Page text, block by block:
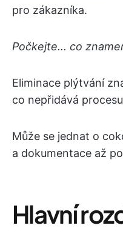
pro zákazníka.
Počkejte... co
Eliminace plýtvání
co nepřidává
Může se jednat o
a dokumentace až
Hlavní